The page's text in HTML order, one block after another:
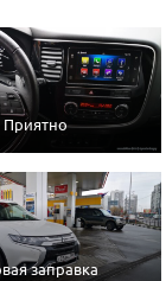
Приятно
заправка